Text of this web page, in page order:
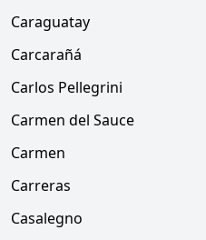
Caraguatay
Carcarañá
Carlos Pellegrini
Carmen del Sauce
Carmen
Carreras
Casalegno